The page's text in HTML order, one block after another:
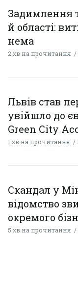
Задимлення
й області:
нема
2 хв на прочитання
Львів став
увійшло до
Green City
1 хв на прочитання
Скандал у
відомство
окремого
5 хв на прочитання